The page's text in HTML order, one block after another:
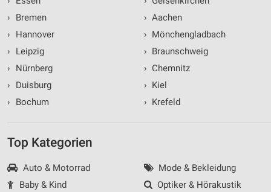
›
Bremen
›
Hannover
›
Leipzig
›
Nürnberg
›
Duisburg
›
Bochum
› Aachen
› Mönchengladbach
› Braunschweig
› Chemnitz
› Kiel
› Krefeld
Top Kategorien
Auto & Motorrad
Baby & Kind
Mode & Bekleidung
Optiker & Hörakustik